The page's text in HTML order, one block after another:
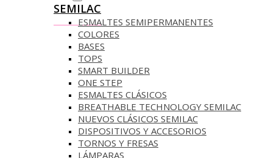
SEMILAC
ESMALTES SEMIPERMANENTES
COLORES
BASES
TOPS
SMART BUILDER
ONE STEP
ESMALTES CLÁSICOS
BREATHABLE TECHNOLOGY SEMILAC
NUEVOS CLÁSICOS SEMILAC
DISPOSITIVOS Y ACCESORIOS
TORNOS Y FRESAS
LÁMPARAS